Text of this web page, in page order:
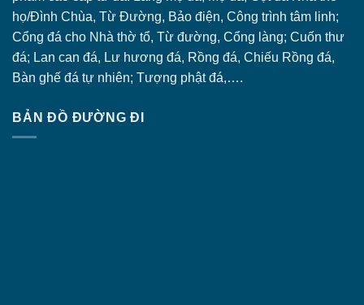
họ/Đình Chùa, Từ Đường, Bảo điện, Công trình tâm linh;
Cổng đá cho Nhà thờ tổ, Từ đường, Cổng làng; Cuốn thư
đá; Lan can đá, Lư hương đá, Rồng đá, Chiếu Rồng đá,
Bàn ghế đá tự nhiên; Tượng phật đá,….
BẢN ĐỒ ĐƯỜNG ĐI